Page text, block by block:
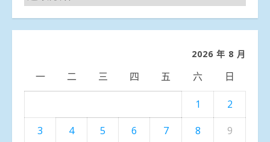
聞
分
2026 年 8 月
一 二 三 四 五 六 日
1
2
3
4 5 6 7 8 9